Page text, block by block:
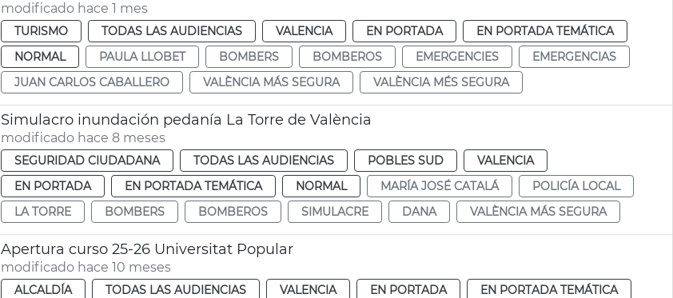
modificado hace 1 mes
TURISMO TODAS LAS AUDIENCIAS VALENCIA EN PORTADA
EN PORTADA TEMÁTICA
NORMAL
PAULA LLOBET BOMBERS BOMBEROS EMERGENCIES
EMERGENCIAS
JUAN CARLOS CABALLERO
VALÈNCIA MÁS SEGURA VALÈNCIA MÉS SEGURA
Simulacro inundación pedanía La Torre de València
modificado hace 8 meses
SEGURIDAD CIUDADANA TODAS LAS AUDIENCIAS POBLES SUD
VALENCIA
EN PORTADA
EN PORTADA TEMÁTICA NORMAL MARÍA JOSÉ CATALÁ
POLICÍA LOCAL
LA TORRE
BOMBERS BOMBEROS SIMULACRE DANA VALÈNCIA MÁS SEGURA
Apertura curso 25-26 Universitat Popular
modificado hace 10 meses
ALCALDÍA TODAS LAS AUDIENCIAS VALENCIA EN PORTADA
EN PORTADA TEMÁTICA